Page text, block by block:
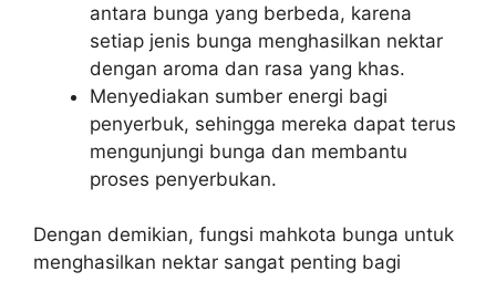
antara bunga yang berbeda, karena
setiap jenis bunga menghasilkan nektar
dengan aroma dan rasa yang khas.
Menyediakan sumber energi bagi
penyerbuk, sehingga mereka dapat terus
mengunjungi bunga dan membantu
proses penyerbukan.
Dengan demikian, fungsi mahkota bunga untuk
menghasilkan nektar sangat penting bagi